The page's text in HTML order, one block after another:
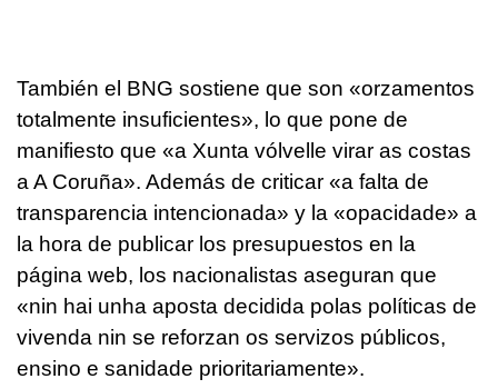
También el BNG sostiene que son «orzamentos
totalmente insuficientes», lo que pone de
manifiesto que «a Xunta vólvelle virar as costas
a A Coruña». Además de criticar «a falta de
transparencia intencionada» y la «opacidade» a
la hora de publicar los presupuestos en la
página web, los nacionalistas aseguran que
«nin hai unha aposta decidida polas políticas de
vivenda nin se reforzan os servizos públicos,
ensino e sanidade prioritariamente».